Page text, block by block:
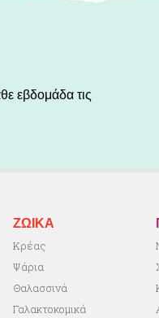
εβδομάδα τις
ΖΩΙΚA
Κρέας
Ψάρια
Θαλασσινά
Γαλακτοκομικά